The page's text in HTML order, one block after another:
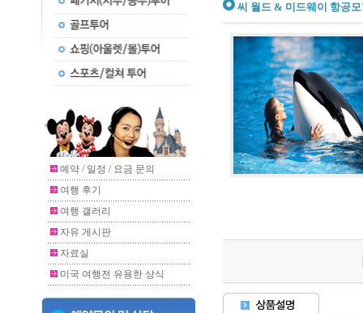
예약 / 일정 / 요금 문의
여행 후기
여행 갤러리
자유 게시판
자료실
미국 여행전 유용한 상식
씨 월드 & 미드웨이 항공